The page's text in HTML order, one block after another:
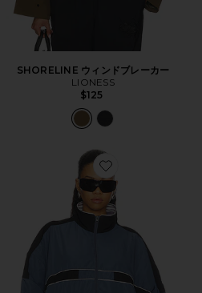
SHORELINE ウィンドブレーカー
LIONESS
$125